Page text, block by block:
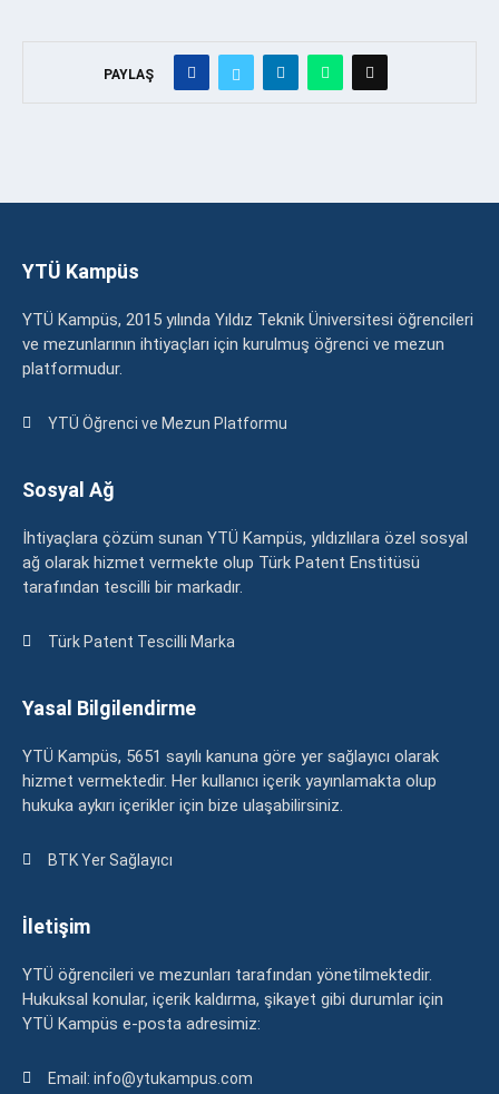
PAYLAŞ
YTÜ Kampüs
YTÜ Kampüs, 2015 yılında Yıldız Teknik Üniversitesi öğrencileri
ve mezunlarının ihtiyaçları için kurulmuş öğrenci ve mezun
platformudur.
YTÜ Öğrenci ve Mezun Platformu
Sosyal Ağ
İhtiyaçlara çözüm sunan YTÜ Kampüs, yıldızlılara özel sosyal
ağ olarak hizmet vermekte olup Türk Patent Enstitüsü
tarafından tescilli bir markadır.
Türk Patent Tescilli Marka
Yasal Bilgilendirme
YTÜ Kampüs, 5651 sayılı kanuna göre yer sağlayıcı olarak
hizmet vermektedir. Her kullanıcı içerik yayınlamakta olup
hukuka aykırı içerikler için bize ulaşabilirsiniz.
BTK Yer Sağlayıcı
İletişim
YTÜ öğrencileri ve mezunları tarafından yönetilmektedir.
Hukuksal konular, içerik kaldırma, şikayet gibi durumlar için
YTÜ Kampüs e-posta adresimiz:
Email: info@ytukampus.com